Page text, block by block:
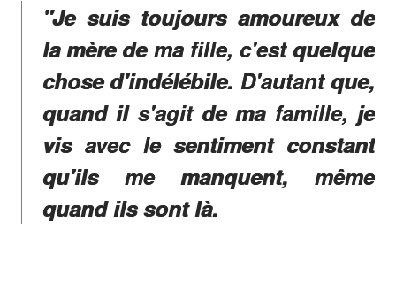
"Je suis toujours amoureux de
la mère de ma fille, c'est quelque
chose d'indélébile. D'autant que,
quand il s'agit de ma famille, je
vis avec le sentiment constant
qu'ils me manquent, même
quand ils sont là.